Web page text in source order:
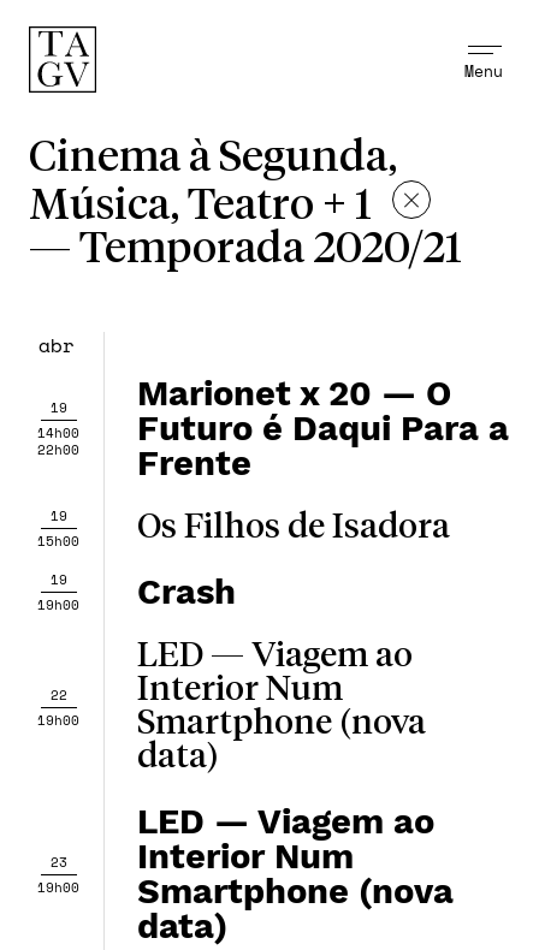
Menu
Cinema à Segunda,
Música, Teatro + 1
— Temporada 2020/21
abr
19
14h00
22h00
Marionet x 20 — O
Futuro é Daqui Para a
Frente
19
15h00
Os Filhos de Isadora
19
19h00
Crash
22
19h00
LED — Viagem ao
Interior Num
Smartphone (nova
data)
23
19h00
LED — Viagem ao
Interior Num
Smartphone (nova
data)